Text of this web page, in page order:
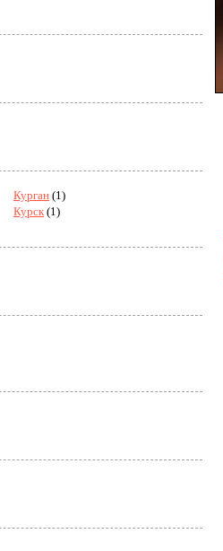
Курган (1)
Курск (1)